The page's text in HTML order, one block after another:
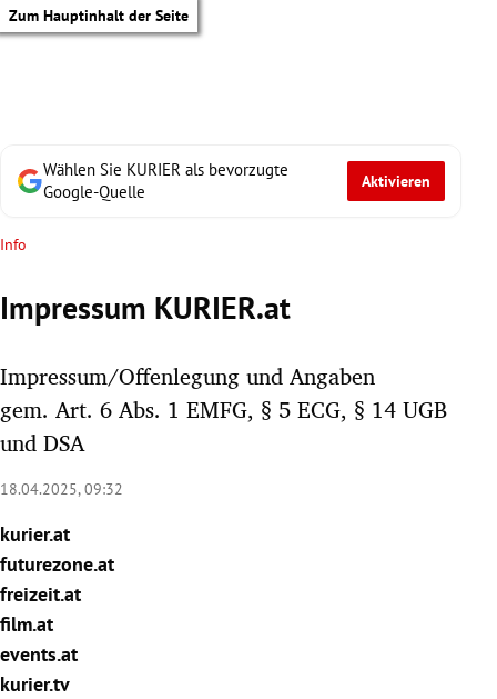
Zum Hauptinhalt der Seite
Untermenü
Untermenü
Untermenü
Wählen Sie KURIER als bevorzugte
Google-Quelle
Aktivieren
Info
Impressum KURIER.at
Impressum/Offenlegung und Angaben
gem. Art. 6 Abs. 1 EMFG, § 5 ECG, § 14 UGB
und DSA
18.04.2025, 09:32
kurier.at
futurezone.at
freizeit.at
film.at
events.at
kurier.tv